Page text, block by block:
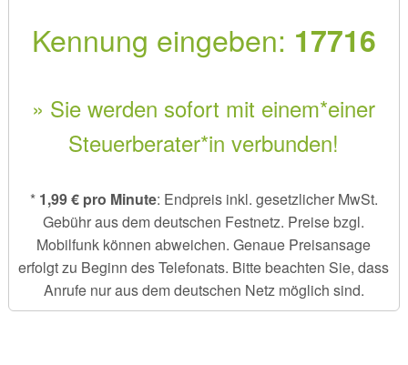
Kennung eingeben: 17716
» Sie werden sofort mit einem*einer
Steuerberater*in verbunden!
* 1,99 € pro Minute: Endpreis inkl. gesetzlicher MwSt.
Gebühr aus dem deutschen Festnetz. Preise bzgl.
Mobilfunk können abweichen. Genaue Preisansage
erfolgt zu Beginn des Telefonats. Bitte beachten Sie, dass
Anrufe nur aus dem deutschen Netz möglich sind.